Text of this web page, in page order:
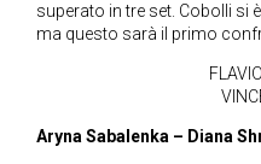
superato in tre set. Cobolli si
ma questo sarà il primo
Aryna Sabalenka – Diana